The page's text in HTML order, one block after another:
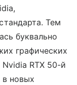
Тем
буквально
графических
RTX 50-й
новых